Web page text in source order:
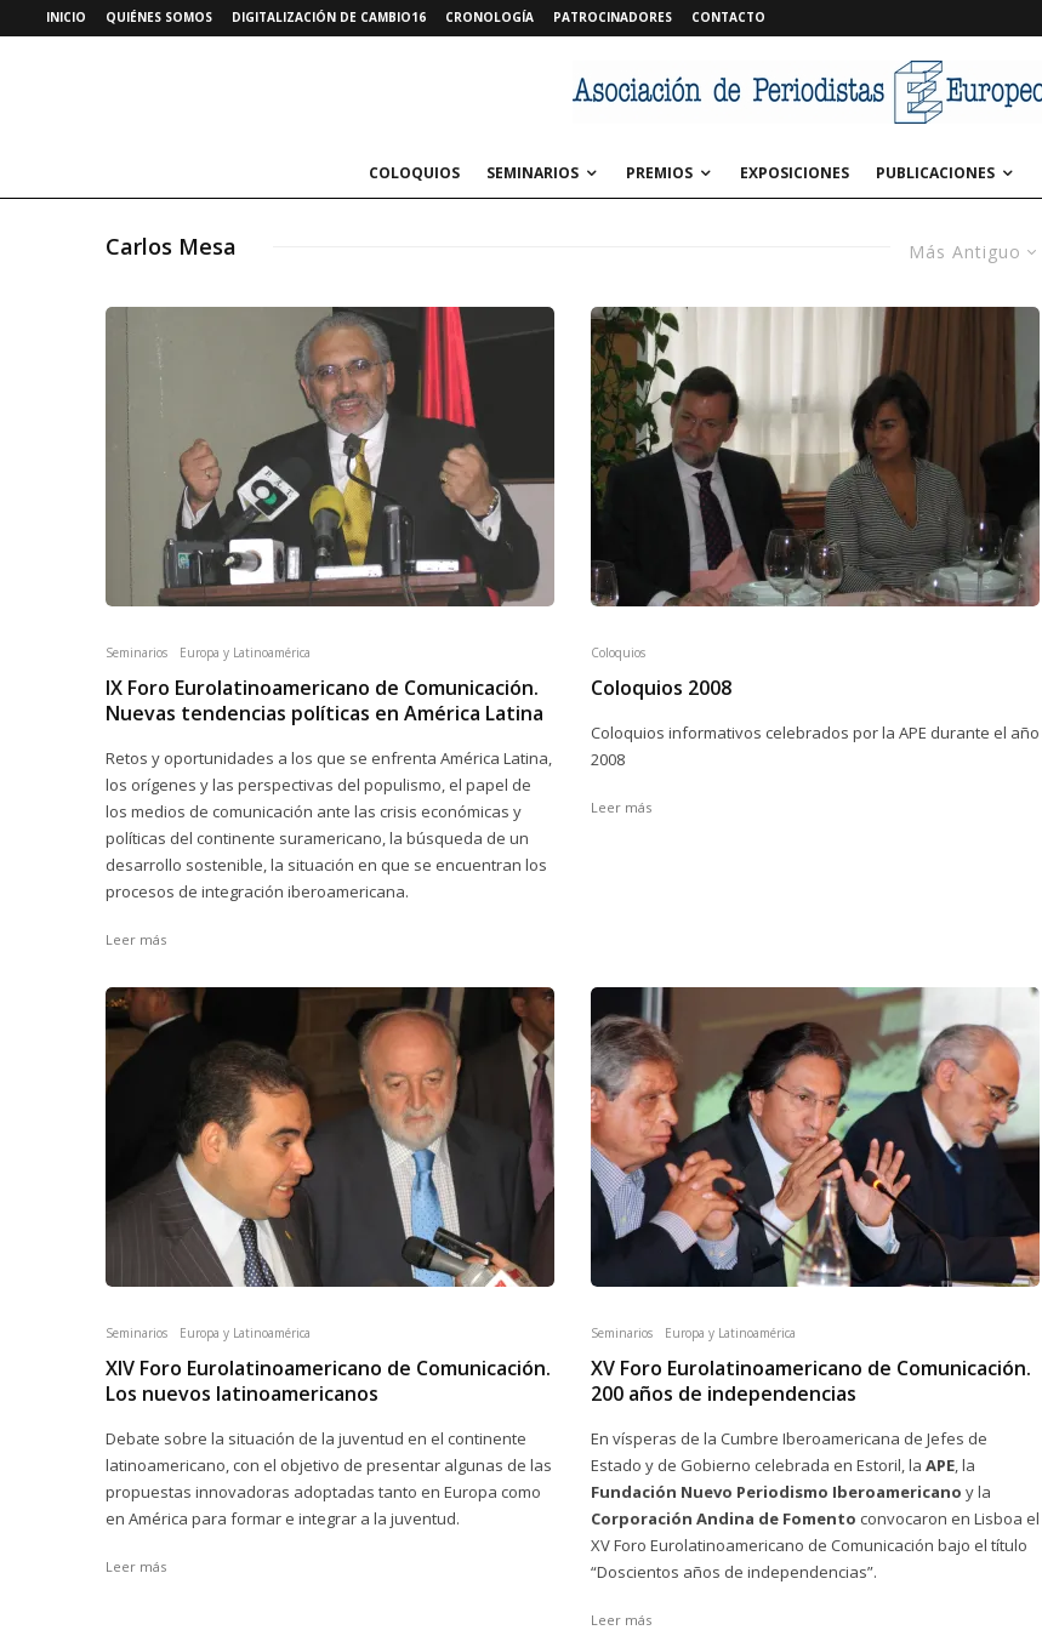
INICIO QUIÉNES SOMOS DIGITALIZACIÓN DE CAMBIO16 CRONOLOGÍA PATROCINADORES CONTACTO
COLOQUIOS SEMINARIOS PREMIOS EXPOSICIONES PUBLICACIONES
Más Antiguo
Carlos Mesa
Seminarios Europa y Latinoamérica
IX Foro Eurolatinoamericano de Comunicación.
Nuevas tendencias políticas en América Latina
Retos y oportunidades a los que se enfrenta América Latina,
los orígenes y las perspectivas del populismo, el papel de
los medios de comunicación ante las crisis económicas y
políticas del continente suramericano, la búsqueda de un
desarrollo sostenible, la situación en que se encuentran los
procesos de integración iberoamericana.
Leer más
Coloquios
Coloquios 2008
Coloquios informativos celebrados por la APE durante el año
2008
Leer más
Seminarios Europa y Latinoamérica
XIV Foro Eurolatinoamericano de Comunicación.
Los nuevos latinoamericanos
Debate sobre la situación de la juventud en el continente
latinoamericano, con el objetivo de presentar algunas de las
propuestas innovadoras adoptadas tanto en Europa como
en América para formar e integrar a la juventud.
Leer más
Seminarios Europa y Latinoamérica
XV Foro Eurolatinoamericano de Comunicación.
200 años de independencias
En vísperas de la Cumbre Iberoamericana de Jefes de
Estado y de Gobierno celebrada en Estoril, la APE, la
Fundación Nuevo Periodismo Iberoamericano y la
Corporación Andina de Fomento convocaron en Lisboa el
XV Foro Eurolatinoamericano de Comunicación bajo el título
“Doscientos años de independencias”.
Leer más